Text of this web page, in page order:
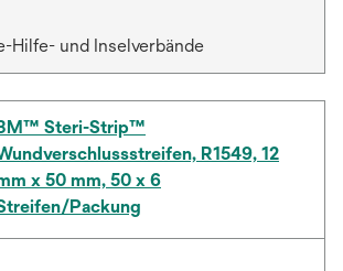
Hilfe- und Inselverbände
Steri-Strip™
R1549, 12
x 50 mm, 50 x 6
Packung